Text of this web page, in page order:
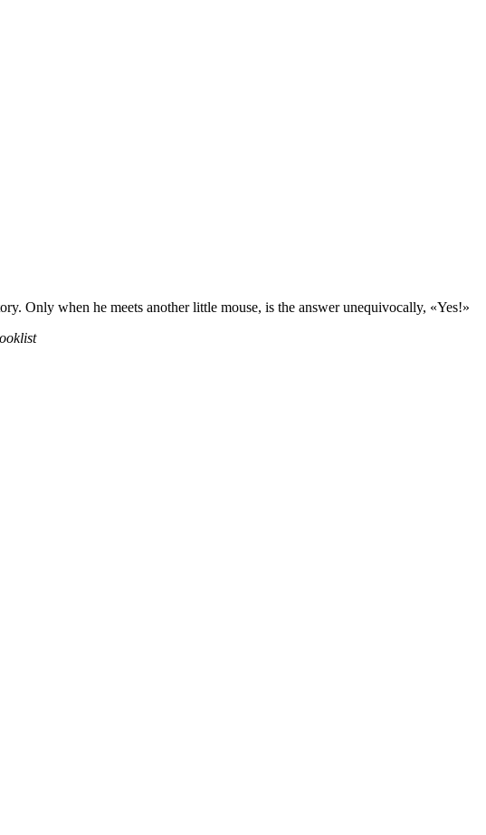
Only when he meets another little mouse, is the answer unequivocally, «Yes!»